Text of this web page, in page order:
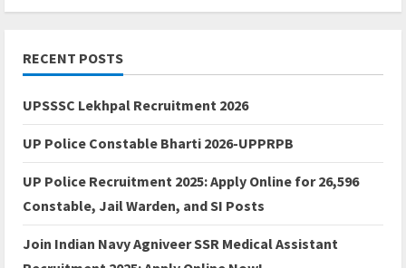
RECENT POSTS
UPSSSC Lekhpal Recruitment 2026
UP Police Constable Bharti 2026-UPPRPB
UP Police Recruitment 2025: Apply Online for 26,596
Constable, Jail Warden, and SI Posts
Join Indian Navy Agniveer SSR Medical Assistant